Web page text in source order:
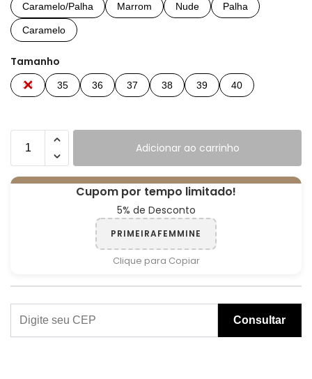
Caramelo/Palha Marrom Nude Palha
Caramelo
Tamanho
34 35 36 37 38 39 40
Adicionar ao carrinho
Cupom por tempo limitado!
5% de Desconto
PRIMEIRAFEMMINE
Clique para Copiar
Consultar